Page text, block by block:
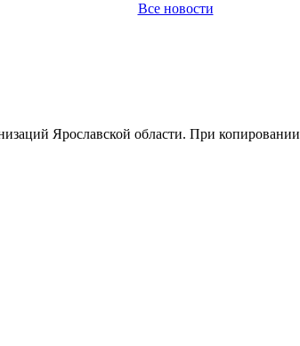
Все новости
Ярославской области. При